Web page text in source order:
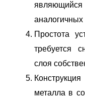
аналогичных
Простота
требуется
слоя
металла в